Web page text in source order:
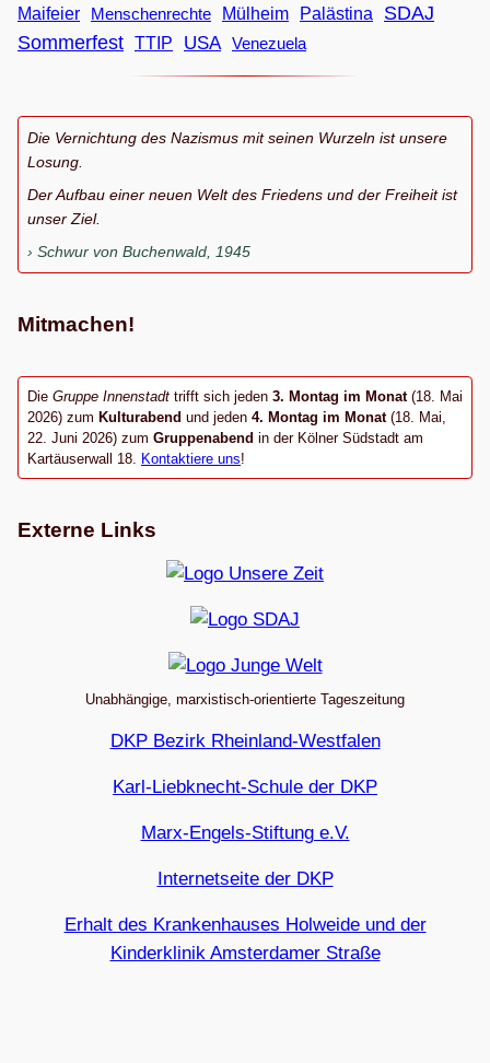
Maifeier
Menschenrechte Mülheim Palästina
SDAJ
Sommerfest TTIP USA Venezuela
Die Vernichtung des Nazismus mit seinen Wurzeln ist unsere
Losung.
Der Aufbau einer neuen Welt des Friedens und der Freiheit ist
unser Ziel.
Schwur von Buchenwald, 1945
Mitmachen!
Die Gruppe Innenstadt trifft sich jeden 3. Montag im Monat (18. Mai
2026) zum Kulturabend und jeden 4. Montag im Monat(18. Mai,
22. Juni 2026) zum Gruppenabend in der Kölner Südstadt am
Kartäuserwall 18. Kontaktiere uns!
Externe Links
Unabhängige, marxistisch-orientierte Tageszeitung
DKP Bezirk Rheinland-Westfalen
Karl-Liebknecht-Schule der DKP
Marx-Engels-Stiftung e.V.
Internetseite der DKP
Erhalt des Krankenhauses Holweide und der
Kinderklinik Amsterdamer Straße